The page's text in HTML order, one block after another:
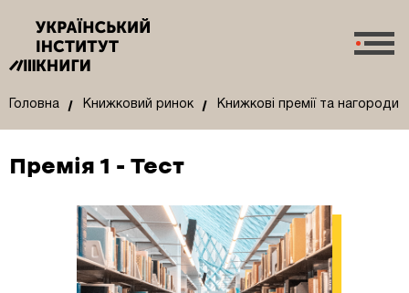
Головна Книжковий ринок Книжкові премії та нагороди
Премія 1 - Тест